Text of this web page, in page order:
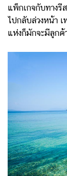
แพ็กเกจกับทางรี
ไปกลับล่วงหน้า
แห่งก็มักจะมีลูกค้